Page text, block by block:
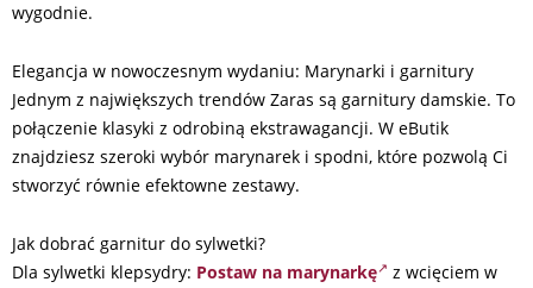
wygodnie.
Elegancja w nowoczesnym wydaniu: Marynarki i garnitury
Jednym z największych trendów Zaras są garnitury damskie. To
połączenie klasyki z odrobiną ekstrawagancji. W eButik
znajdziesz szeroki wybór marynarek i spodni, które pozwolą Ci
stworzyć równie efektowne zestawy.
Jak dobrać garnitur do sylwetki?
Dla sylwetki klepsydry: Postaw na marynarkę
z wcięciem w